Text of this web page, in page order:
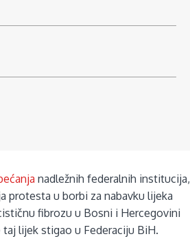
nadležnih federalnih institucija,
protesta u borbi za nabavku lijeka
fibrozu u Bosni i Hercegovini
lijek stigao u Federaciju BiH.